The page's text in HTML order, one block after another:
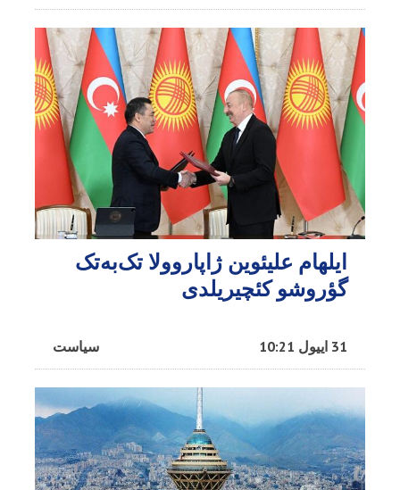
ایلهام علیئوین ژاپاروولا تک‌به‌تک
گؤروشو کئچیریلدی
سیاست 31 اییول 10:21